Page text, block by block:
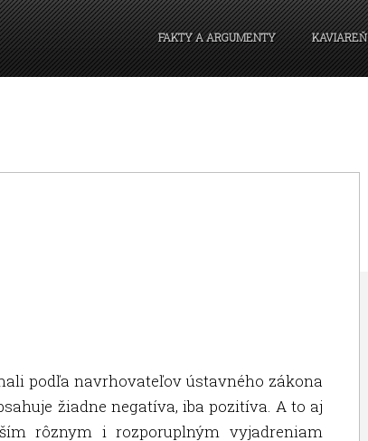
FAKTY A ARGUMENTY KAVIAREŇ
podľa navrhovateľov ústavného zákona
žiadne negatíva, iba pozitíva. A to aj
rôznym i rozporuplným vyjadreniam